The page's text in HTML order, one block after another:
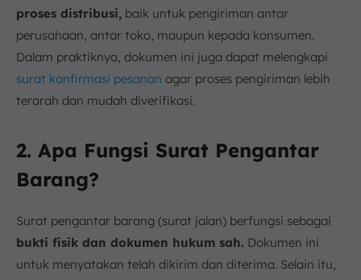
proses distribusi, baik untuk pengiriman antar
perusahaan, antar toko, maupun kepada konsumen.
Dalam praktiknya, dokumen ini juga dapat melengkapi
surat konfirmasi pesanan agar proses pengiriman lebih
terarah dan mudah diverifikasi.
2. Apa Fungsi Surat Pengantar
Barang?
Surat pengantar barang (surat jalan) berfungsi sebagai
bukti fisik dan dokumen hukum sah. Dokumen ini
untuk menyatakan telah dikirim dan diterima. Selain itu,